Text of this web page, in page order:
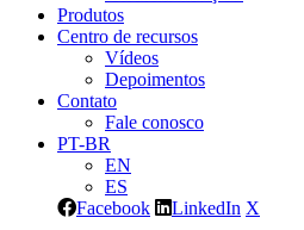
Produtos
Centro de recursos
Vídeos
Depoimentos
Contato
Fale conosco
PT-BR
EN
ES
Facebook
LinkedIn X